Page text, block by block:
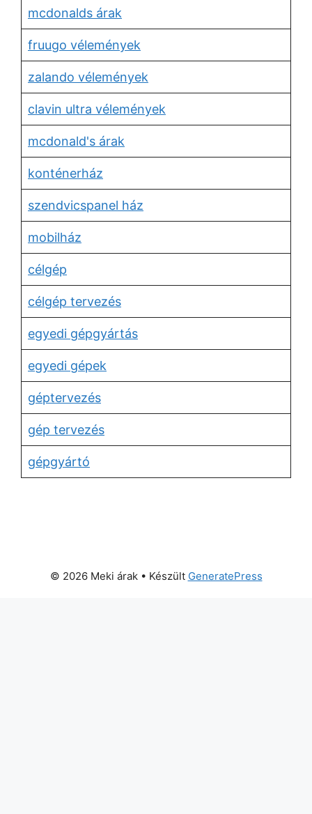
mcdonalds árak
fruugo vélemények
zalando vélemények
clavin ultra vélemények
mcdonald's árak
konténerház
szendvicspanel ház
mobilház
célgép
célgép tervezés
egyedi gépgyártás
egyedi gépek
géptervezés
gép tervezés
gépgyártó
© 2026 Meki árak• Készült GeneratePress